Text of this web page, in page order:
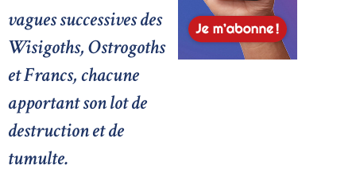
vagues successives des
Wisigoths, Ostrogoths
et Francs, chacune
apportant son lot de
destruction et de
tumulte.